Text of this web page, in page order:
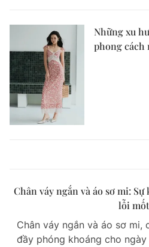
Những xu
phong cách
Chân váy ngắn và áo sơ mi:
lỗi mốt
Chân váy ngắn và áo sơ mi,
đầy phóng khoáng cho